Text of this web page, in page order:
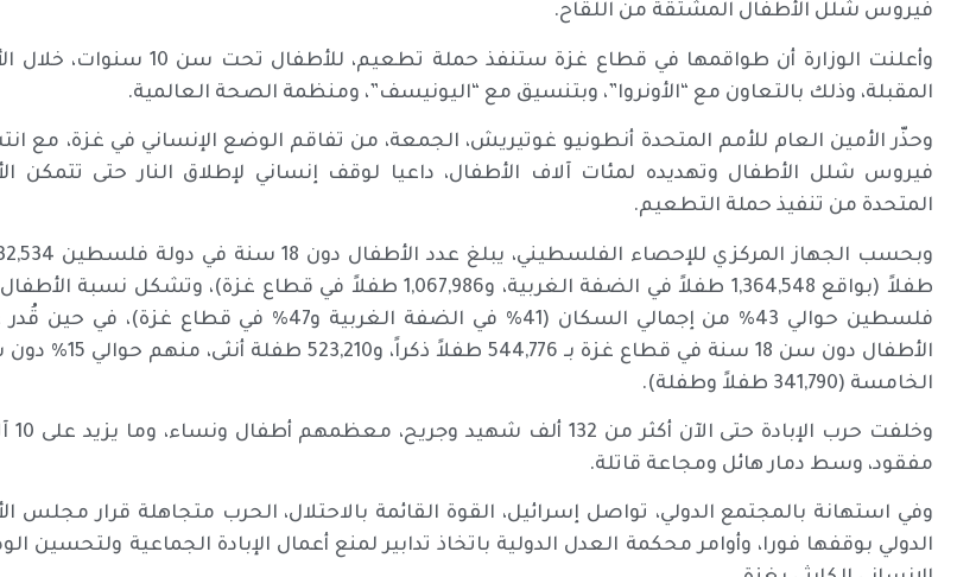
فيروس شلل الأطفال المشتقة من اللقاح.
وأعلنت الوزارة أن طواقمها في قطاع غزة ستنفذ حملة تطعيم، للأطفال تحت سن 10
المقبلة، وذلك بالتعاون مع “الأونروا”، وبتنسيق مع “اليونيسف”، ومنظمة الصحة العالمية.
وحذّر الأمين العام للأمم المتحدة أنطونيو غوتيريش، الجمعة، من تفاقم الوضع الإنساني في غزة، مع
فيروس شلل الأطفال وتهديده لمئات آلاف الأطفال، داعيا لوقف إنساني لإطلاق النار حتى تتمكن
المتحدة من تنفيذ حملة التطعيم.
وبحسب الجهاز المركزي للإحصاء الفلسطيني، يبلغ عدد
طفلاً (بواقع 1,364,548 طفلاً في الضفة الغربية، و1,067,986 طفلاً في قطاع غزة)، وتشكل نسبة
فلسطين حوالي 43% من إجمالي السكان (41% في الضفة الغربية و47% في قطاع غزة)، في
الأطفال دون سن 18 سنة في قطاع غزة بـ 544,776 طفلاً ذكراً،
الخامسة (341,790 طفلاً وطفلة).
وخلفت حرب الإبادة حتى
مفقود، وسط دمار هائل ومجاعة قاتلة.
وفي استهانة بالمجتمع الدولي، تواصل إسرائيل، القوة القائمة بالاحتلال، الحرب متجاهلة قرار مجلس
الدولي بوقفها فورا، وأوامر محكمة العدل الدولية باتخاذ تدابير لمنع أعمال الإبادة الجماعية ولتحسين